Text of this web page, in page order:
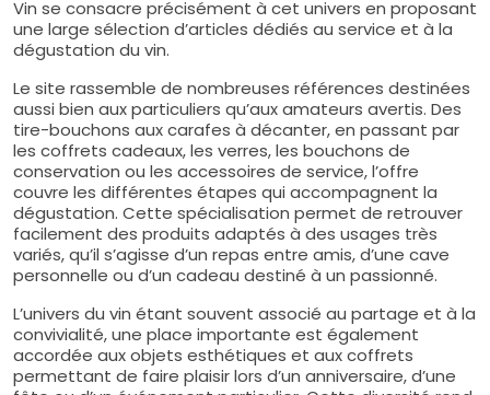
Vin se consacre précisément à cet univers en proposant
une large sélection d’articles dédiés au service et à la
dégustation du vin.
Le site rassemble de nombreuses références destinées
aussi bien aux particuliers qu’aux amateurs avertis. Des
tire-bouchons aux carafes à décanter, en passant par
les coffrets cadeaux, les verres, les bouchons de
conservation ou les accessoires de service, l’offre
couvre les différentes étapes qui accompagnent la
dégustation. Cette spécialisation permet de retrouver
facilement des produits adaptés à des usages très
variés, qu’il s’agisse d’un repas entre amis, d’une cave
personnelle ou d’un cadeau destiné à un passionné.
L’univers du vin étant souvent associé au partage et à la
convivialité, une place importante est également
accordée aux objets esthétiques et aux coffrets
permettant de faire plaisir lors d’un anniversaire, d’une